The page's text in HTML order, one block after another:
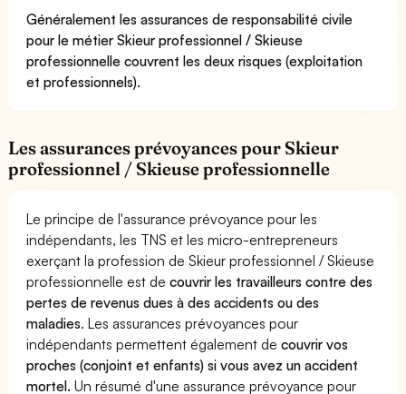
Généralement les assurances de responsabilité civile
pour le métier Skieur professionnel / Skieuse
professionnelle couvrent les deux risques (exploitation
et professionnels).
Les assurances prévoyances pour Skieur
professionnel / Skieuse professionnelle
Le principe de l'assurance prévoyance pour les
indépendants, les TNS et les micro-entrepreneurs
exerçant la profession de Skieur professionnel / Skieuse
professionnelle est decouvrir les travailleurs contre des
pertes de revenus dues à des accidents ou des
maladies. Les assurances prévoyances pour
indépendants permettent également decouvrir vos
proches (conjoint et enfants) si vous avez un accident
mortel. Un résumé d'une assurance prévoyance pour